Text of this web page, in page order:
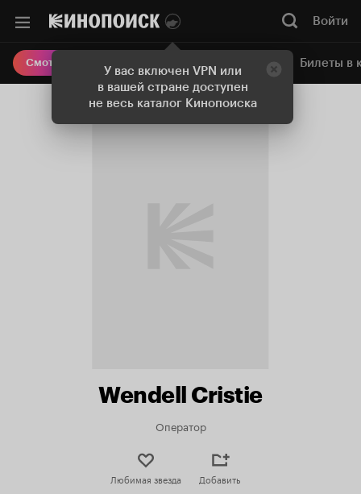
У вас включен VPN или
в вашей стране доступен
не весь каталог Кинопоиска
Войти
Смотреть кино Онлайн-кинотеатр Билеты в
Wendell Cristie
Оператор
Любимая звезда Добавить